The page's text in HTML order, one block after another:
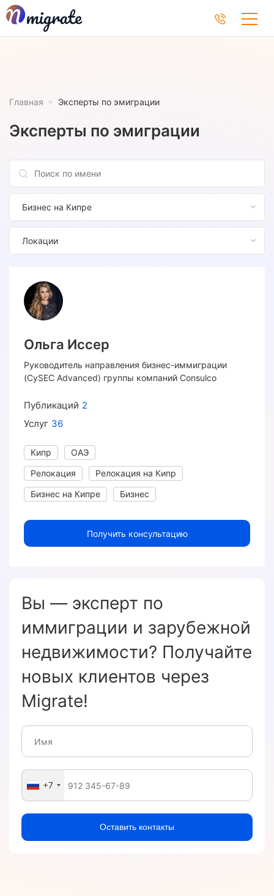
Главная Эксперты по эмиграции
Эксперты по эмиграции
Бизнес на Кипре
Локации
Ольга Иссер
Руководитель направления бизнес-иммиграции
(CySEC Advanced) группы компаний Consulco
Публикаций 2
Услуг 36
Кипр
ОАЭ
Релокация
Релокация на Кипр
Бизнес на Кипре
Бизнес
Получить консультацию
Вы — эксперт по
иммиграции и зарубежной
недвижимости? Получайте
новых клиентов через
Migrate!
+7
Оставить контакты